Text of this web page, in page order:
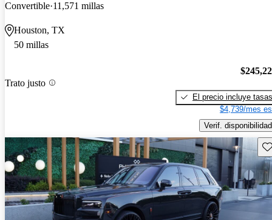
Convertible 11,571 millas
Houston, TX
50 millas
Trato justo
El precio incluye tasas
$4,739/mes
Verif. disponibilidad